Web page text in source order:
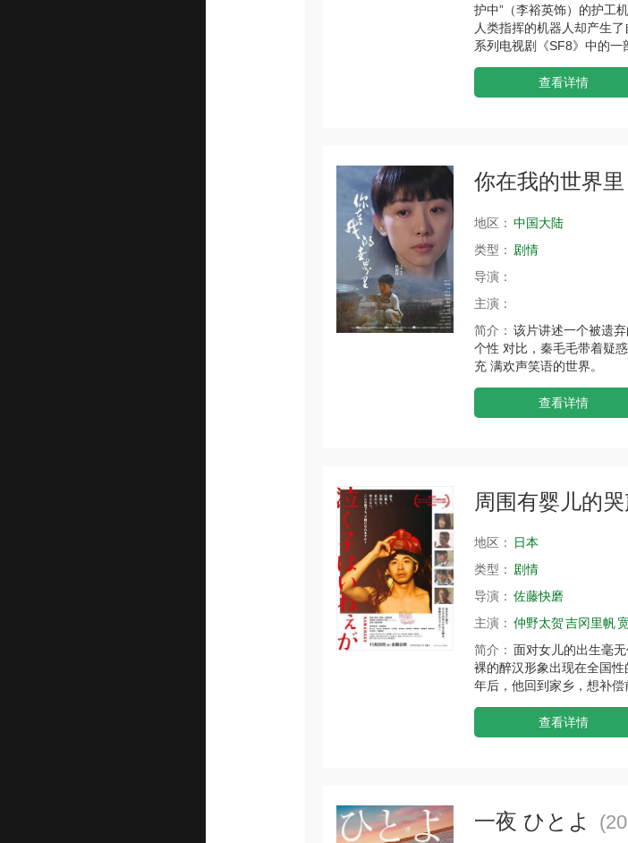
护中”（李裕英饰）的护工
人类指挥的机器人却产生
系列电视剧《SF8》中的一
查看详情
你在我的世界里
地区： 中国大陆
类型： 剧情
导演：
主演：
简介： 该⽚讲述⼀个被遗
个性 对⽐，秦⽑⽑带着疑
充 满欢声笑语的世界。
查看详情
周围有婴儿的
地区：
日本
类型： 剧情
导演： 佐藤快磨
主演： 仲野太贺吉冈里帆
简介： 面对女儿的出生毫
裸的醉汉形象出现在全国
年后，他回到家乡，想补偿
查看详情
一夜 ひとよ